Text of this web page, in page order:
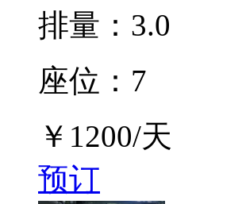
排量：3.0
座位：7
￥ 1200/天
预订